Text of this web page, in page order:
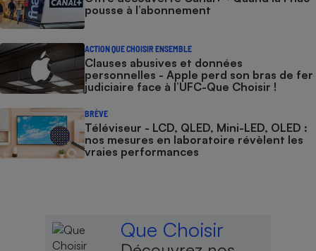
pousse à l’abonnement
ACTION QUE CHOISIR ENSEMBLE
Clauses abusives et données
personnelles - Apple perd son bras de fer
judiciaire face à l’UFC-Que Choisir !
BRÈVE
Téléviseur - LCD, QLED, Mini-LED, OLED :
nos mesures en laboratoire révèlent les
vraies performances
Que Choisir